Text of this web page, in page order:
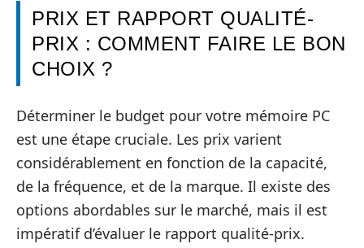
PRIX ET RAPPORT QUALITÉ-
PRIX : COMMENT FAIRE LE BON
CHOIX ?
Déterminer le budget pour votre mémoire PC
est une étape cruciale. Les prix varient
considérablement en fonction de la capacité,
de la fréquence, et de la marque. Il existe des
options abordables sur le marché, mais il est
impératif d’évaluer le rapport qualité-prix.